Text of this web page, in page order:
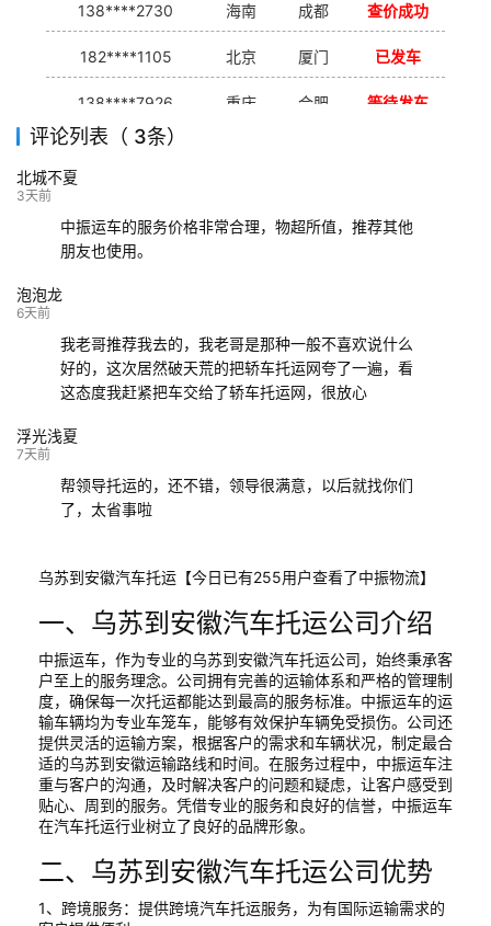
138****2730 海南 成都 查价成功
182****1105 北京 厦门 已发车
138****7926 重庆 合肥 等待发车
139****9233
评论列表（ 3条）
北城不夏
3天前
中振运车的服务价格非常合理，物超所值，推荐其他
朋友也使用。
泡泡龙
6天前
我老哥推荐我去的，我老哥是那种一般不喜欢说什么
好的，这次居然破天荒的把轿车托运网夸了一遍，看
这态度我赶紧把车交给了轿车托运网，很放心
浮光浅夏
7天前
帮领导托运的，还不错，领导很满意，以后就找你们
了，太省事啦
乌苏到安徽汽车托运【今日已有255用户查看了中振物流】
一、乌苏到安徽汽车托运公司介绍
中振运车，作为专业的乌苏到安徽汽车托运公司，始终秉承客
户至上的服务理念。公司拥有完善的运输体系和严格的管理制
度，确保每一次托运都能达到最高的服务标准。中振运车的运
输车辆均为专业车笼车，能够有效保护车辆免受损伤。公司还
提供灵活的运输方案，根据客户的需求和车辆状况，制定最合
适的乌苏到安徽运输路线和时间。在服务过程中，中振运车注
重与客户的沟通，及时解决客户的问题和疑虑，让客户感受到
贴心、周到的服务。凭借专业的服务和良好的信誉，中振运车
在汽车托运行业树立了良好的品牌形象。
二、乌苏到安徽汽车托运公司优势
1、跨境服务：提供跨境汽车托运服务，为有国际运输需求的